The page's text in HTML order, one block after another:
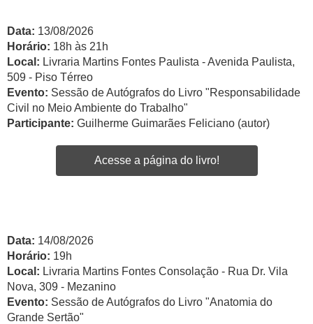
Data: 13/08/2026
Horário: 18h às 21h
Local: Livraria Martins Fontes Paulista - Avenida Paulista,
509 - Piso Térreo
Evento: Sessão de Autógrafos do Livro "Responsabilidade
Civil no Meio Ambiente do Trabalho"
Participante: Guilherme Guimarães Feliciano (autor)
Acesse a página do livro!
Data: 14/08/2026
Horário: 19h
Local: Livraria Martins Fontes Consolação - Rua Dr. Vila
Nova, 309 - Mezanino
Evento: Sessão de Autógrafos do Livro "Anatomia do
Grande Sertão"